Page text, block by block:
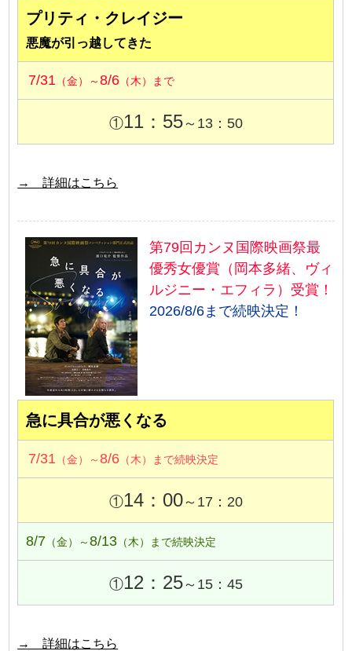
プリティ・クレイジー
悪魔が引っ越してきた
7/31 （金）～8/6 （木）まで
①11：55～13：50
→ 詳細はこちら
第79回カンヌ国際映画祭最
優秀女優賞（岡本多緒、ヴィ
ルジニー・エフィラ）受賞！
2026/8/6まで続映決定！
急に具合が悪くなる
7/31 （金）～8/6 （木）まで続映決定
①14：00～17：20
8/7 （金）～8/13 （木）まで続映決定
①12：25～15：45
→ 詳細はこちら